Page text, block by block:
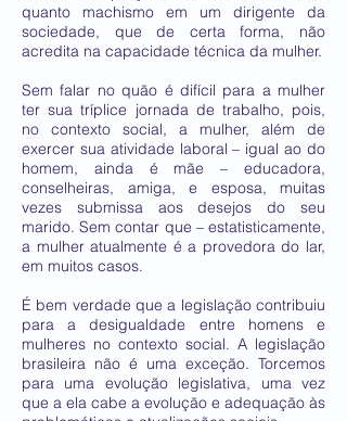
quanto machismo em um dirigente da
sociedade, que de certa forma, não
acredita na capacidade técnica da mulher.
Sem falar no quão é difícil para a mulher
ter sua tríplice jornada de trabalho, pois,
no contexto social, a mulher, além de
exercer sua atividade laboral – igual ao do
homem, ainda é mãe – educadora,
conselheiras, amiga, e esposa, muitas
vezes submissa aos desejos do seu
marido. Sem contar que – estatisticamente,
a mulher atualmente é a provedora do lar,
em muitos casos.
É bem verdade que a legislação contribuiu
para a desigualdade entre homens e
mulheres no contexto social. A legislação
brasileira não é uma exceção. Torcemos
para uma evolução legislativa, uma vez
que a ela cabe a evolução e adequação às